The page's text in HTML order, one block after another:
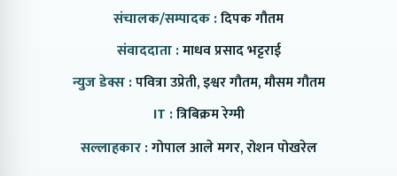
संचालक/सम्पादक :दिपक गौतम
संवाददाता :माधव प्रसाद भट्टराई
न्युज डेक्स :पवित्रा उप्रेती, इश्वर गौतम, मौसम गौतम
IT :त्रिबिक्रम रेग्मी
सल्लाहकार :गोपाल आले मगर, रोशन पोखरेल